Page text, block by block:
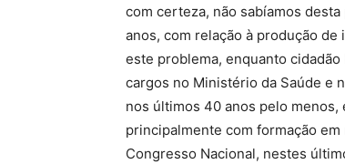
com certeza, não sabíamos
anos, com relação à produção
este problema, enquanto
cargos no Ministério da Saúde e
nos últimos 40 anos pelo menos,
principalmente com formação
Congresso Nacional, nestes